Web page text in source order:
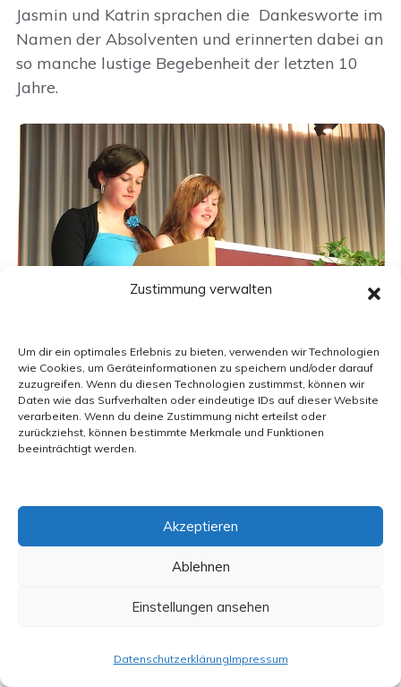
Zustimmung verwalten
Um dir ein optimales Erlebnis zu bieten, verwenden wir Technologien
wie Cookies, um Geräteinformationen zu speichern und/oder darauf
zuzugreifen. Wenn du diesen Technologien zustimmst, können wir
Daten wie das Surfverhalten oder eindeutige IDs auf dieser Website
verarbeiten. Wenn du deine Zustimmung nicht erteilst oder
zurückziehst, können bestimmte Merkmale und Funktionen
beeinträchtigt werden.
Akzeptieren
Ablehnen
Einstellungen ansehen
DatenschutzerklärungImpressum
Jasmin und Katrin sprachen die Dankesworte im
Namen der Absolventen und erinnerten dabei an
so manche lustige Begebenheit der letzten 10
Jahre.